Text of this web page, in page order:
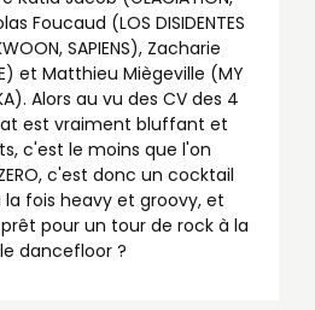
Foucaud (LOS DISIDENTES
SAPIENS), Zacharie
et Matthieu Miègeville (MY
Alors au vu des CV des 4
est vraiment bluffant et
c'est le moins que l'on
c'est donc un cocktail
fois heavy et groovy, et
pour un tour de rock à la
dancefloor ?